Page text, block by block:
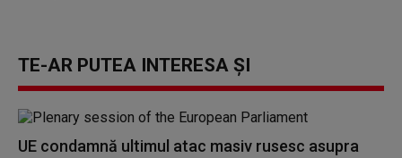
TE-AR PUTEA INTERESA ȘI
UE condamnă ultimul atac masiv rusesc asupra